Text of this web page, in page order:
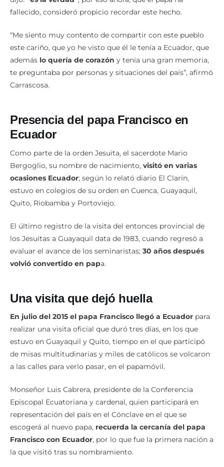
dijo:
“es la verdad”
, por eso ahora, que el papa ha
“Me siento muy contento de compartir con este pueblo
este cariño, que yo he visto que él le tenía a Ecuador, que
lo quería de corazón
y tenía una gran memoria,
te preguntaba por personas y situaciones del país”, afirmó
Presencia del papa Francisco en
Ecuador
Como parte de la orden Jesuita, el sacerdote Mario
Bergoglio, su nombre de nacimiento,
visitó en varias
ocasiones Ecuador
; según lo relató diario El Clarín,
estuvo en colegios de su orden en Cuenca, Guayaquil,
El último registro de la visita del entonces provincial de
los Jesuitas a Guayaquil data de 1983, cuando regresó a
evaluar el avance de los seminaristas;
Una visita que dejó huella
En julio del 2015 el papa Francisco llegó a Ecuador
realizar una visita oficial que duró tres días, en los que
estuvo en Guayaquil y Quito, tiempo en el que participó
de misas multitudinarias y miles de católicos se volcaron
Monseñor Luis Cabrera, presidente de la Conferencia
Episcopal Ecuatoriana y cardenal, quien participará en
representación del país en el Cónclave en el que se
escogerá al nuevo papa,
recuerda la cercanía del papa
Francisco con Ecuador
, por lo que fue la primera nación a